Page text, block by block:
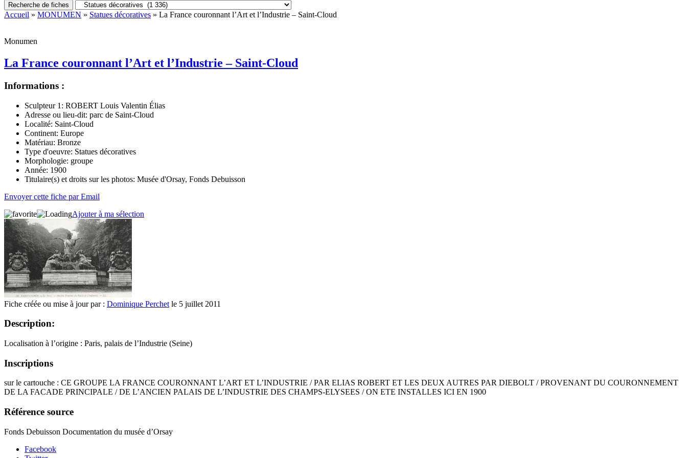
Recherche de fiches
Accueil » MONUMEN » Statues décoratives » La France couronnant l’Art et l’Industrie – Saint-Cloud
Monumen
La France couronnant l’Art et l’Industrie – Saint-Cloud
Informations :
Sculpteur 1: ROBERT Louis Valentin Élias
Adresse ou lieu-dit: parc de Saint-Cloud
Localité: Saint-Cloud
Continent: Europe
Matériau: Bronze
Type d'oeuvre: Statues décoratives
Morphologie: groupe
Année: 1900
Titulaire(s) et droits sur les photos: Musée d'Orsay, Fonds Debuisson
Envoyer cette fiche par Email
Ajouter à ma sélection
Fiche créée ou mise à jour par : Dominique Perchet le 5 juillet 2011
Description:
Localisation à l’origine : Paris, palais de l’Industrie (Seine)
Inscriptions
sur le cartouche : CE GROUPE LA FRANCE COURONNANT L’ART ET L’INDUSTRIE / PAR ELIAS ROBERT ET LES DEUX AUTRES PAR DIEBOLT / PROVENANT DU COURONNEMENT
DE LA FACADE PRINCIPALE / DE L’ANCIEN PALAIS DE L’INDUSTRIE DES CHAMPS-ELYSEES / ON ETE INSTALLES ICI EN 1900
Référence source
Fonds Debuisson Documentation du musée d’Orsay
Facebook